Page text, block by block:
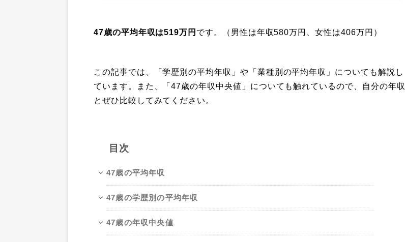
47歳の平均年収は519万円 です。（男性は年収580万円、女性は406万円）
この記事では、「学歴別の平均年収」や「業種別の平均年収」についても解説し
ています。また、「47歳の年収中央値」についても触れているので、自分の年収
とぜひ比較してみてください。
目次
47歳の平均年収
47歳の学歴別の平均年収
47歳の年収中央値